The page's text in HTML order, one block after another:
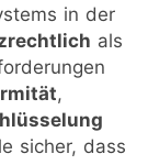
in der
als
,
sicher, dass